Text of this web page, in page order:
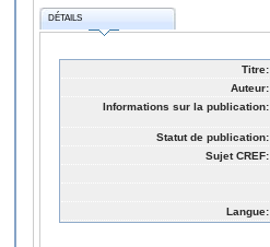
DÉTAILS
Titre:
Auteur:
Informations sur la publication:
Statut de publication:
Sujet CREF:
Langue: